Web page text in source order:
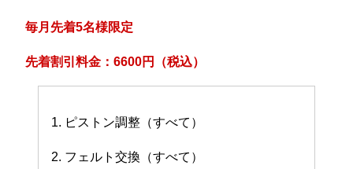
毎月先着5名様限定
先着割引料金：6600円（税込）
1. ピストン調整（すべて）
2. フェルト交換（すべて）